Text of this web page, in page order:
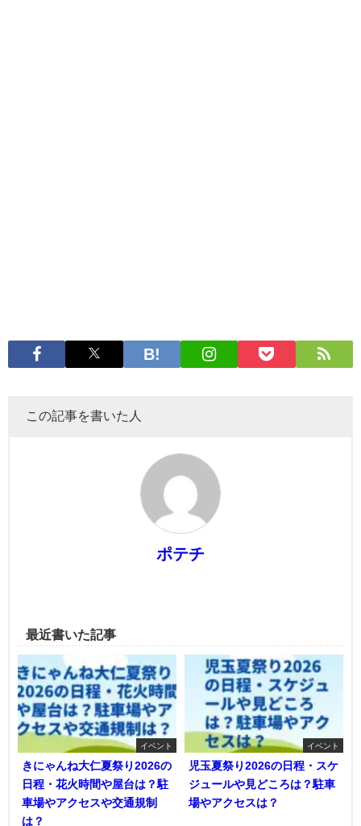
この記事を書いた人
ポテチ
最近書いた記事
イベント
きにゃんね大仁夏祭り2026の
日程・花火時間や屋台は？駐
車場やアクセスや交通規制
は？
イベント
児玉夏祭り2026の日程・スケ
ジュールや見どころは？駐車
場やアクセスは？